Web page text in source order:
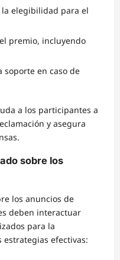
elegibilidad para el
premio, incluyendo
en caso de
a los participantes a
y asegura
sobre los
los anuncios de
deben interactuar
para la
efectivas: